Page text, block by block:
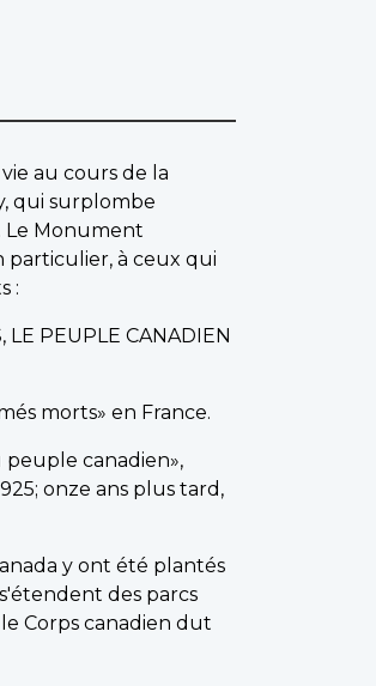
au cours de la
qui surplombe
Le Monument
à ceux qui
:
LE PEUPLE CANADIEN
morts» en France.
peuple canadien»,
onze ans plus tard,
y ont été plantés
des parcs
Corps canadien dut